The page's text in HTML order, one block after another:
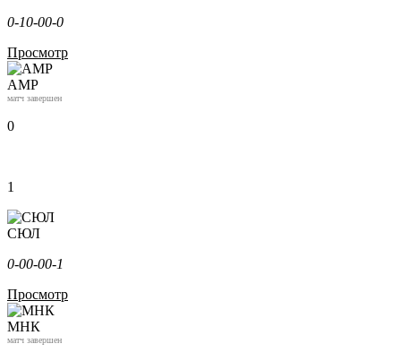
0-10-00-0
Просмотр
АМР
матч завершен
0
1
СЮЛ
0-00-00-1
Просмотр
МНК
матч завершен